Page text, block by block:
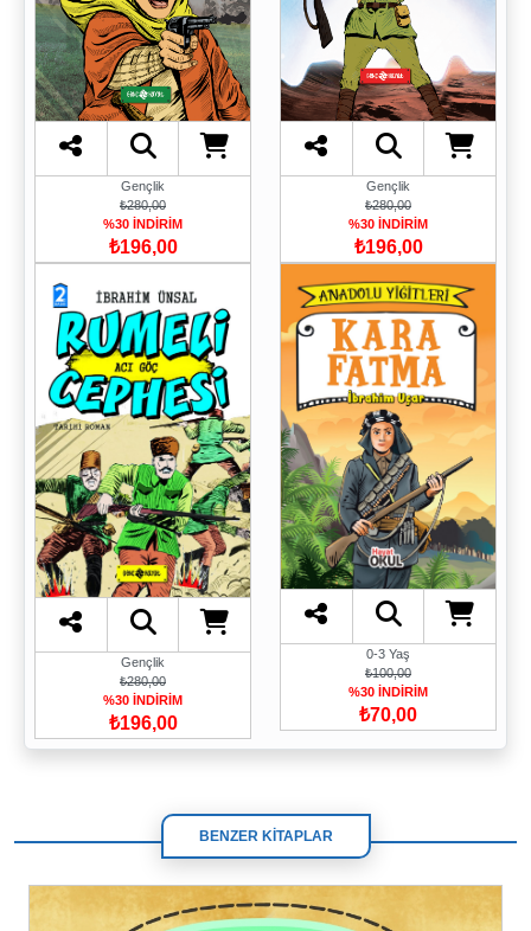
Gençlik
₺280,00
%30 İNDİRİM
₺196,00
Gençlik
₺280,00
%30 İNDİRİM
₺196,00
Gençlik
₺280,00
%30 İNDİRİM
₺196,00
0-3 Yaş
₺100,00
%30 İNDİRİM
₺70,00
BENZER KİTAPLAR